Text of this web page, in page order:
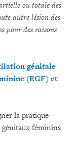
ou totale des
autre lésion des
pour des raisons
génitale
(EGF) et
la pratique
génitaux féminins